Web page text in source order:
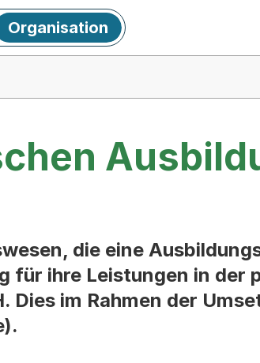
Organisation
die eine
für ihre Leistungen in der
im Rahmen der